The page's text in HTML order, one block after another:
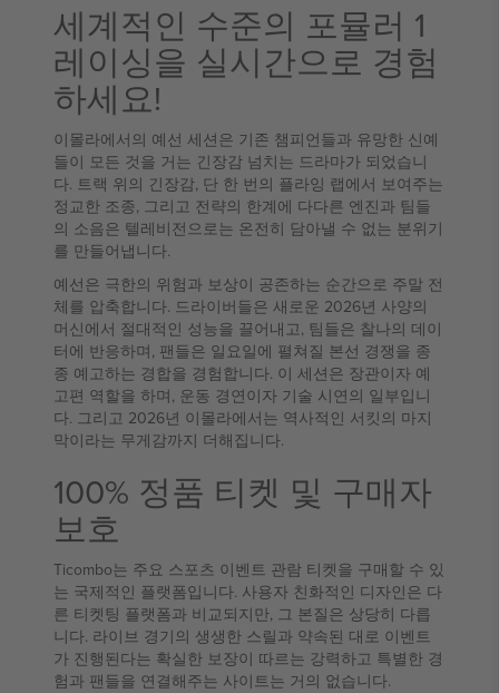
세계적인 수준의 포뮬러 1
레이싱을 실시간으로 경험
하세요!
이몰라에서의 예선 세션은 기존 챔피언들과 유망한 신예
들이 모든 것을 거는 긴장감 넘치는 드라마가 되었습니
다. 트랙 위의 긴장감, 단 한 번의 플라잉 랩에서 보여주는
정교한 조종, 그리고 전략의 한계에 다다른 엔진과 팀들
의 소음은 텔레비전으로는 온전히 담아낼 수 없는 분위기
를 만들어냅니다.
예선은 극한의 위험과 보상이 공존하는 순간으로 주말 전
체를 압축합니다. 드라이버들은 새로운 2026년 사양의
머신에서 절대적인 성능을 끌어내고, 팀들은 찰나의 데이
터에 반응하며, 팬들은 일요일에 펼쳐질 본선 경쟁을 종
종 예고하는 경합을 경험합니다. 이 세션은 장관이자 예
고편 역할을 하며, 운동 경연이자 기술 시연의 일부입니
다. 그리고 2026년 이몰라에서는 역사적인 서킷의 마지
막이라는 무게감까지 더해집니다.
100% 정품 티켓 및 구매자
보호
Ticombo는 주요 스포츠 이벤트 관람 티켓을 구매할 수 있
는 국제적인 플랫폼입니다. 사용자 친화적인 디자인은 다
른 티켓팅 플랫폼과 비교되지만, 그 본질은 상당히 다릅
니다. 라이브 경기의 생생한 스릴과 약속된 대로 이벤트
가 진행된다는 확실한 보장이 따르는 강력하고 특별한 경
험과 팬들을 연결해주는 사이트는 거의 없습니다.